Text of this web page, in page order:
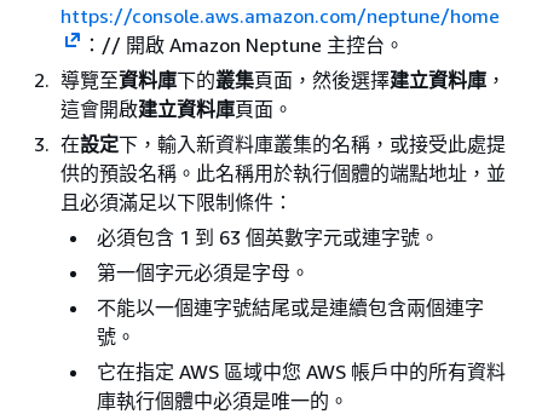
https://console.aws.amazon.com/neptune/home
：// 開啟 Amazon Neptune 主控台。
導覽至資料庫下的叢集頁面，然後選擇建立資料庫 ，
這會開啟建立資料庫頁面。
在設定下，輸入新資料庫叢集的名稱，或接受此處提
供的預設名稱。此名稱用於執行個體的端點地址，並
且必須滿足以下限制條件：
必須包含 1 到 63 個英數字元或連字號。
第一個字元必須是字母。
不能以一個連字號結尾或是連續包含兩個連字
號。
它在指定 AWS 區域中您 AWS 帳戶中的所有資料
庫執行個體中必須是唯一的。